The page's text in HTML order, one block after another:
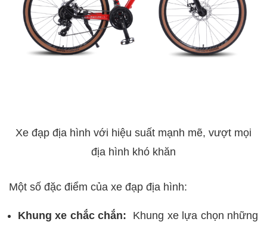
Xe đạp địa hình với hiệu suất mạnh mẽ, vượt mọi
địa hình khó khăn
Một số đặc điểm của xe đạp địa hình:
Khung xe chắc chắn: Khung xe lựa chọn những